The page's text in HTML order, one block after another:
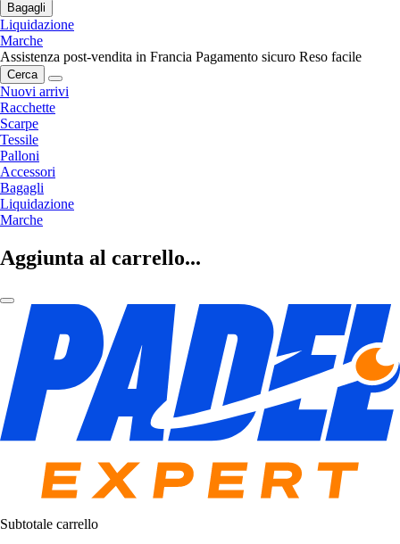
Bagagli
Liquidazione
Marche
Assistenza post-vendita in Francia Pagamento sicuro Reso facile
Cerca
Nuovi arrivi
Racchette
Scarpe
Tessile
Palloni
Accessori
Bagagli
Liquidazione
Marche
Aggiunta al carrello...
Subtotale carrello